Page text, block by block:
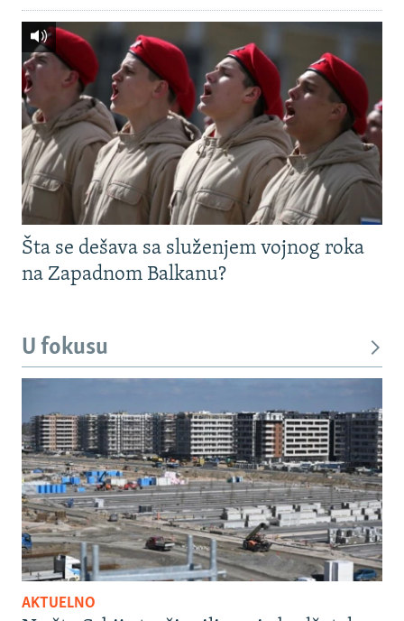
Šta se dešava sa služenjem vojnog roka
na Zapadnom Balkanu?
U fokusu
AKTUELNO